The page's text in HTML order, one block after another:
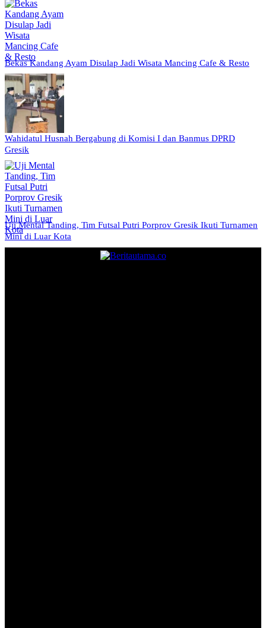
Bekas Kandang Ayam Disulap Jadi Wisata Mancing Cafe & Resto
Wahidatul Husnah Bergabung di Komisi I dan Banmus DPRD
Gresik
Uji Mental Tanding, Tim Futsal Putri Porprov Gresik Ikuti Turnamen
Mini di Luar Kota